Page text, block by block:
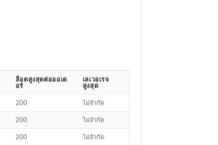
ล็อตสูงสุดต่อออเด
อร์
เลเวอเรจ
สูงสุด
200 ไม่จำกัด
200 ไม่จำกัด
200 ไม่จำกัด